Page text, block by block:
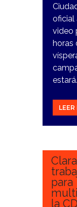
oficial
video
horas
LEER
13
para
la